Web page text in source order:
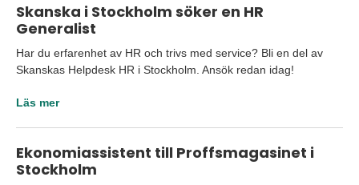
Skanska i Stockholm söker en HR
Generalist
Har du erfarenhet av HR och trivs med service? Bli en del av
Skanskas Helpdesk HR i Stockholm. Ansök redan idag!
Läs mer
Ekonomiassistent till Proffsmagasinet i
Stockholm